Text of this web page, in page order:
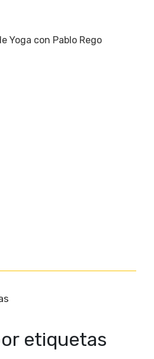
Yoga con Pablo Rego
etiquetas